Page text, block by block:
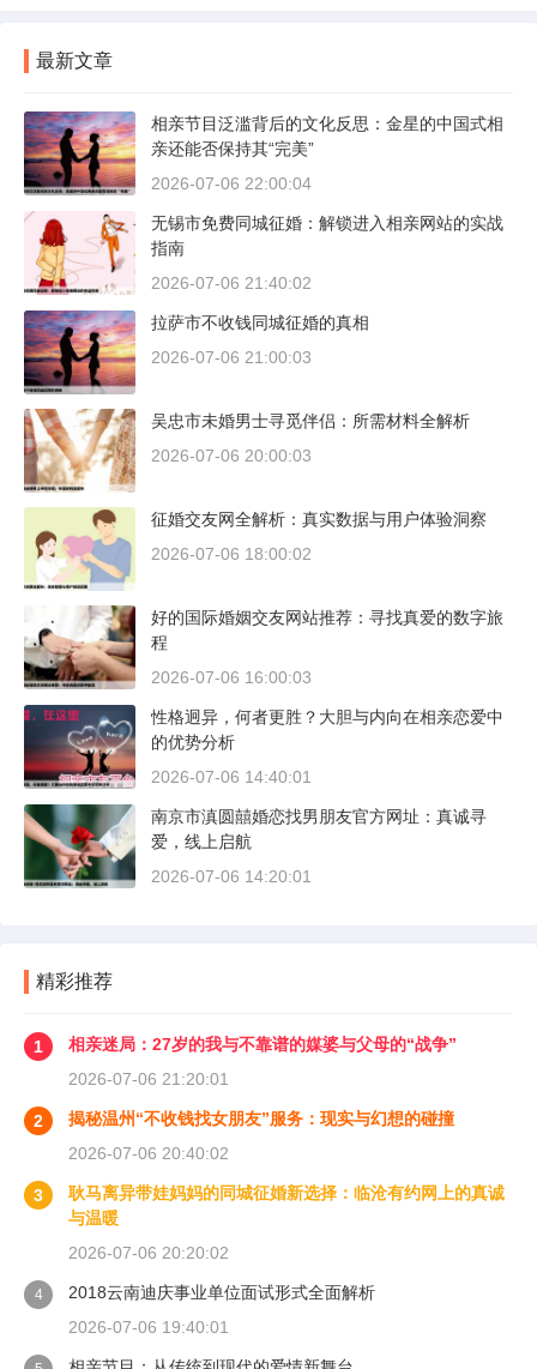
最新文章
相亲节目泛滥背后的文化反思：金星的中国式相
亲还能否保持其“完美”
2026-07-06 22:00:04
无锡市免费同城征婚：解锁进入相亲网站的实战
指南
2026-07-06 21:40:02
拉萨市不收钱同城征婚的真相
2026-07-06 21:00:03
吴忠市未婚男士寻觅伴侣：所需材料全解析
2026-07-06 20:00:03
征婚交友网全解析：真实数据与用户体验洞察
2026-07-06 18:00:02
好的国际婚姻交友网站推荐：寻找真爱的数字旅
程
2026-07-06 16:00:03
性格迥异，何者更胜？大胆与内向在相亲恋爱中
的优势分析
2026-07-06 14:40:01
南京市滇圆囍婚恋找男朋友官方网址：真诚寻
爱，线上启航
2026-07-06 14:20:01
精彩推荐
1
相亲迷局：27岁的我与不靠谱的媒婆与父母的“战争”
2026-07-06 21:20:01
2
揭秘温州“不收钱找女朋友”服务：现实与幻想的碰撞
2026-07-06 20:40:02
3
耿马离异带娃妈妈的同城征婚新选择：临沧有约网上的真诚
与温暖
2026-07-06 20:20:02
4
2018云南迪庆事业单位面试形式全面解析
2026-07-06 19:40:01